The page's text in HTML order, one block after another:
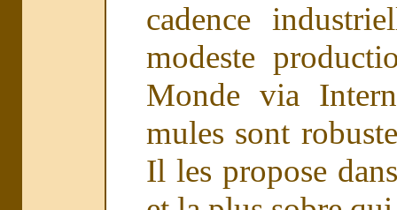
cadence
modeste
Monde via
mules sont
Il les propose